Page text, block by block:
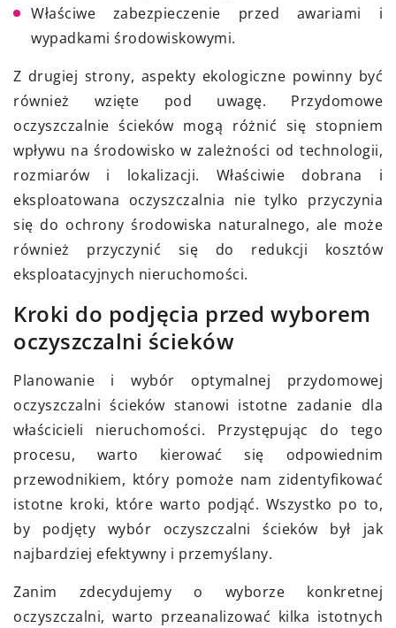
Właściwe zabezpieczenie przed awariami i
wypadkami środowiskowymi.
Z drugiej strony, aspekty ekologiczne powinny być
również wzięte pod uwagę. Przydomowe
oczyszczalnie ścieków mogą różnić się stopniem
wpływu na środowisko w zależności od technologii,
rozmiarów i lokalizacji. Właściwie dobrana i
eksploatowana oczyszczalnia nie tylko przyczynia
się do ochrony środowiska naturalnego, ale może
również przyczynić się do redukcji kosztów
eksploatacyjnych nieruchomości.
Kroki do podjęcia przed wyborem
oczyszczalni ścieków
Planowanie i wybór optymalnej przydomowej
oczyszczalni ścieków stanowi istotne zadanie dla
właścicieli nieruchomości. Przystępując do tego
procesu, warto kierować się odpowiednim
przewodnikiem, który pomoże nam zidentyfikować
istotne kroki, które warto podjąć. Wszystko po to,
by podjęty wybór oczyszczalni ścieków był jak
najbardziej efektywny i przemyślany.
Zanim zdecydujemy o wyborze konkretnej
oczyszczalni, warto przeanalizować kilka istotnych